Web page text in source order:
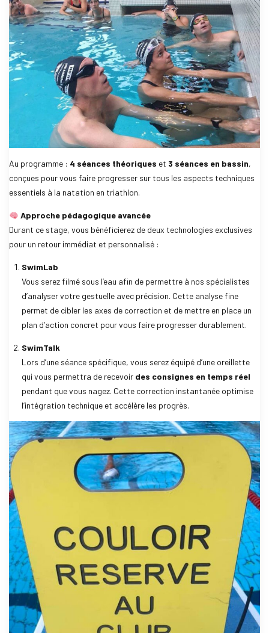
Au programme : 4 séances théoriques et 3 séances en bassin,
conçues pour vous faire progresser sur tous les aspects techniques
essentiels à la natation en triathlon.
Approche pédagogique avancée
Durant ce stage, vous bénéficierez de deux technologies exclusives
pour un retour immédiat et personnalisé :
SwimLab
Vous serez filmé sous l’eau afin de permettre à nos spécialistes
d’analyser votre gestuelle avec précision. Cette analyse fine
permet de cibler les axes de correction et de mettre en place un
plan d’action concret pour vous faire progresser durablement.
SwimTalk
Lors d’une séance spécifique, vous serez équipé d’une oreillette
qui vous permettra de recevoir des consignes en temps réel
pendant que vous nagez. Cette correction instantanée optimise
l’intégration technique et accélère les progrès.